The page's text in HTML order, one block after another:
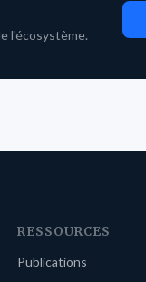
l'écosystème.
RESSOURCES
Publications